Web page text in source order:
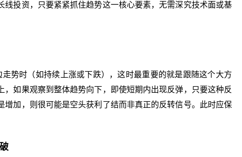
线投资，只要紧紧抓住趋势这一核心要素，无需深究技术面或基
势时（如持续上涨或下跌），这时最重要的就是跟随这个大方
，如果观察到整体趋势向下，即使短期内出现反弹，只要这种反
增加，则很可能是空头获利了结而非真正的反转信号。此时应保